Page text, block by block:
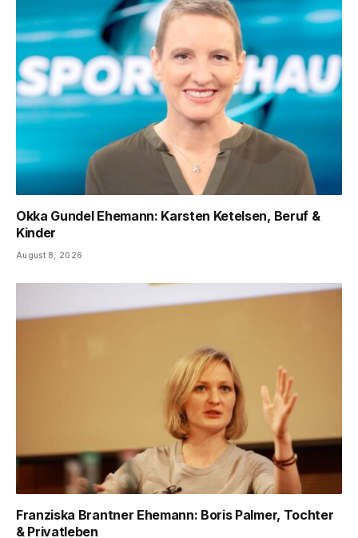
Okka Gundel Ehemann: Karsten Ketelsen, Beruf &
Kinder
August 8, 2026
Franziska Brantner Ehemann: Boris Palmer, Tochter
& Privatleben